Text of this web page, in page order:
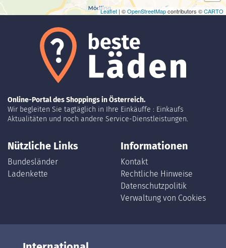
Leaflet | ©OpenStreetMapcontributors ©CARTO
Online-Portal des Shoppings in Österreich.
Wir begleiten Sie tagtäglich in Ihre Einkäuffe : Einkaufs
Aktualitäten und noch andere Service-Dienstleistungen.
Nützliche Links
Bundesländer
Ladenkette
Informationen
Kontakt
Rechtliche Hinweise
Datenschutzpolitik
Verwaltung von Cookies